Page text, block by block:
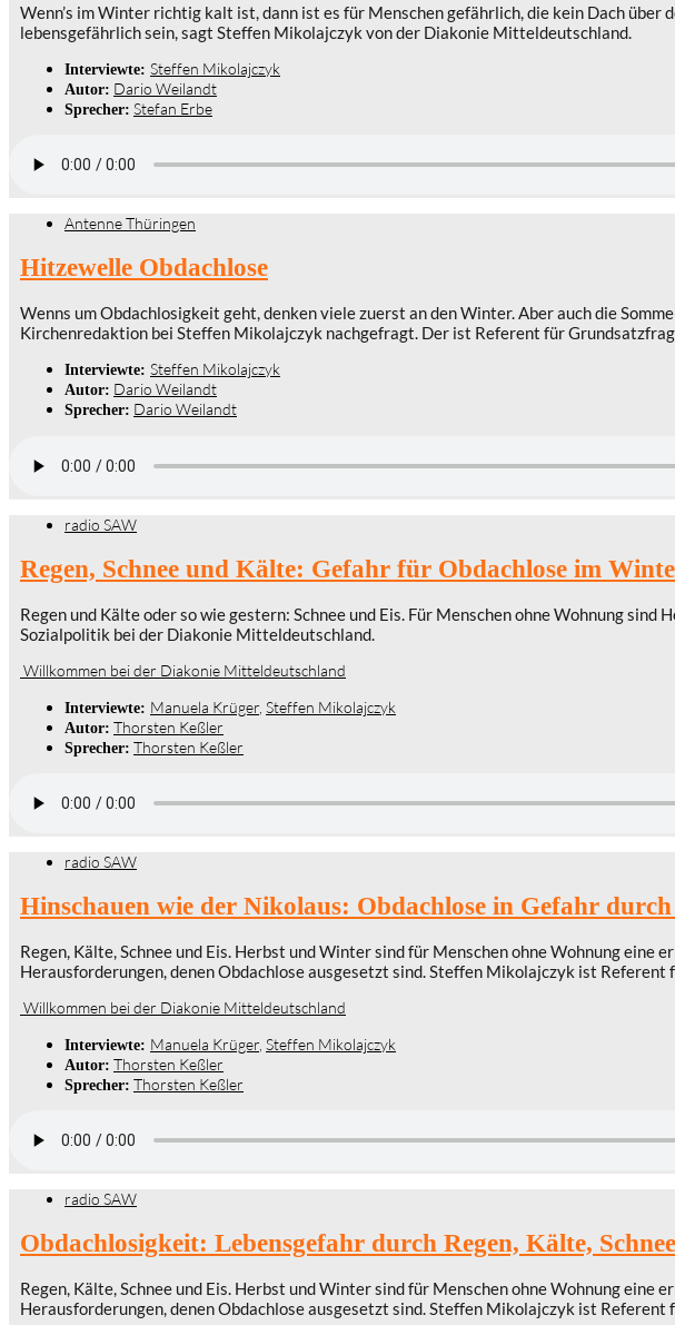
Wenn’s im Winter richtig kalt ist, dann ist es für Menschen gefährlich, die kein Dach
lebensgefährlich sein, sagt Steffen Mikolajczyk von der Diakonie Mitteldeutschland.
Interviewte: Steffen Mikolajczyk
Autor: Dario Weilandt
Sprecher: Stefan Erbe
Antenne Thüringen
Hitzewelle Obdachlose
Wenns um Obdachlosigkeit geht, denken viele zuerst an den Winter. Aber auch die
Kirchenredaktion bei Steffen Mikolajczyk nachgefragt. Der ist Referent für
Interviewte: Steffen Mikolajczyk
Autor: Dario Weilandt
Sprecher: Dario Weilandt
radio SAW
Regen, Schnee und Kälte: Gefahr für Obdachlose im
Regen und Kälte oder so wie gestern: Schnee und Eis. Für Menschen ohne Wohnung
Sozialpolitik bei der Diakonie Mitteldeutschland.
Willkommen bei der Diakonie Mitteldeutschland
Interviewte: Manuela Krüger Steffen Mikolajczyk
Autor: Thorsten Keßler
Sprecher: Thorsten Keßler
radio SAW
Hinschauen wie der Nikolaus: Obdachlose in Gefahr
Regen, Kälte, Schnee und Eis. Herbst und Winter sind für Menschen ohne Wohnung
Herausforderungen, denen Obdachlose ausgesetzt sind. Steffen Mikolajczyk ist
Willkommen bei der Diakonie Mitteldeutschland
Interviewte: Manuela Krüger Steffen Mikolajczyk
Autor: Thorsten Keßler
Sprecher: Thorsten Keßler
radio SAW
Obdachlosigkeit: Lebensgefahr durch Regen, Kälte,
Regen, Kälte, Schnee und Eis. Herbst und Winter sind für Menschen ohne Wohnung
Herausforderungen, denen Obdachlose ausgesetzt sind. Steffen Mikolajczyk ist